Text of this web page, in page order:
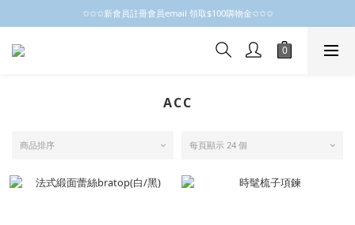
✩✩✩新會員註冊會員email 領取$100購物金✩✩✩
✩✩✩新會員註冊會員email 領取$100購物金✩✩✩
新會員制開跑摟，歡迎大家成為小粒子
ACC
商品排序 每頁顯示 24 個